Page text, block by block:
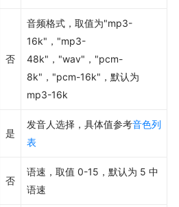
否
音频格式，取值为"mp3-
16k"，"mp3-
48k"，"wav"，"pcm-
8k"，"pcm-16k"，默认为
mp3-16k
是
发音人选择，具体值参考音色列
表
否
语速，取值 0-15，默认为 5 中
语速